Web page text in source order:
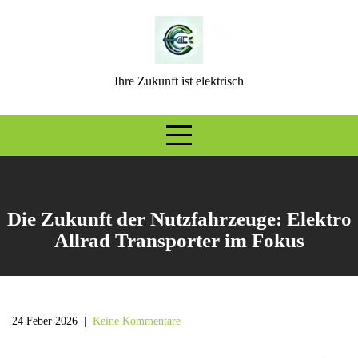
Ihre Zukunft ist elektrisch
Die Zukunft der Nutzfahrzeuge: Elektro
Allrad Transporter im Fokus
24 Feber 2026 Keine Kommentare